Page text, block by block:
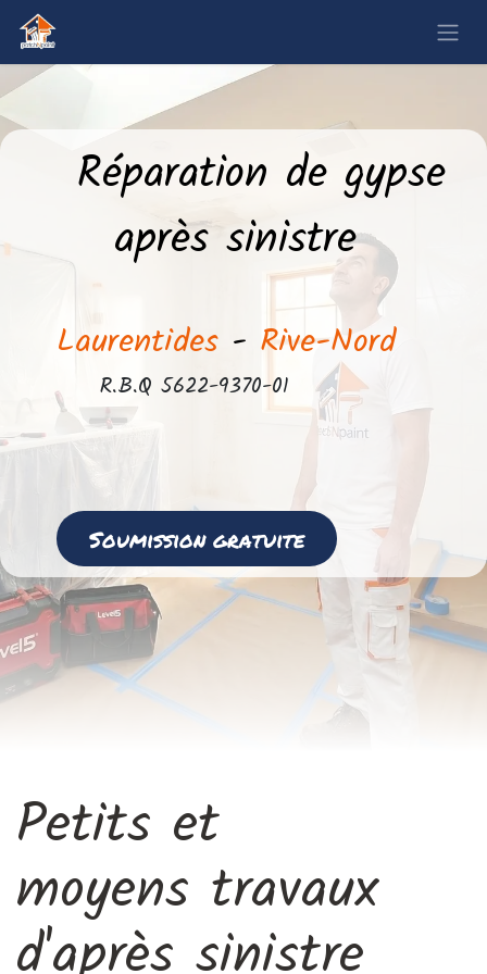
​Réparation de gypse
aprèssinistre
​Laurentides - Rive-Nord
​R.B.Q 5622-9370-01
Soumission gratuite​​
Petits et
moyens travaux